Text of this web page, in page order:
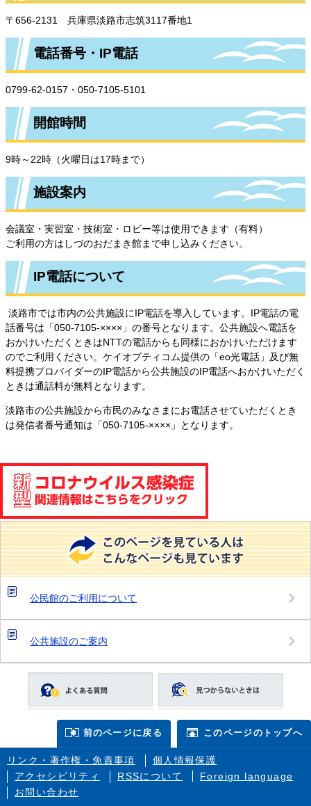
〒656-2131 兵庫県淡路市志筑3117番地1
電話番号・IP電話
0799-62-0157・050-7105-5101
開館時間
9時～22時（火曜日は17時まで）
施設案内
会議室・実習室・技術室・ロビー等は使用できます（有料）
ご利用の方はしづのおだまき館まで申し込みください。
IP電話について
淡路市では市内の公共施設にIP電話を導入しています。IP電話の電
話番号は「050-7105-××××」の番号となります。公共施設へ電話を
おかけいただくときはNTTの電話からも同様におかけいただけます
のでご利用ください。ケイオプティコム提供の「eo光電話」及び無
料提携プロバイダーのIP電話から公共施設のIP電話へおかけいただく
ときは通話料が無料となります。
淡路市の公共施設から市民のみなさまにお電話させていただくとき
は発信者番号通知は「050-7105-××××」となります。
公民館のご利用について
公共施設のご案内
前のページに戻る このページのトップへ
リンク・著作権・免責事項
個人情報保護
アクセシビリティ
RSSについて
Foreign language
お問い合わせ